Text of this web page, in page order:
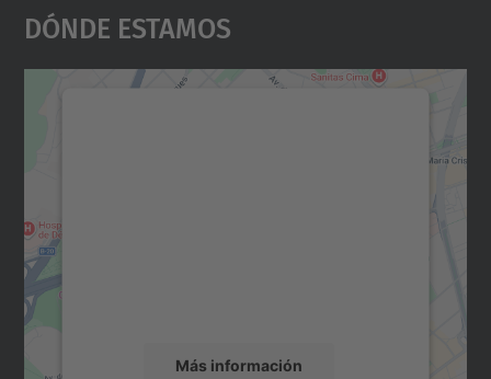
Dónde Estamos
Más información